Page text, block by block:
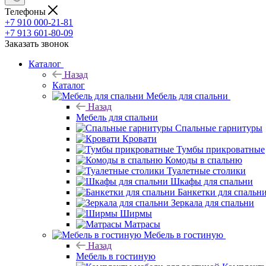
Телефоны
+7 910 000-21-81
+7 913 601-80-09
Заказать звонок
Каталог
Назад
Каталог
Мебель для спальни
Назад
Мебель для спальни
Спальные гарнитуры
Кровати
Тумбы прикроватные
Комоды в спальню
Туалетные столики
Шкафы для спальни
Банкетки для
Зеркала для спальни
Ширмы
Матрасы
Мебель в гостиную
Назад
Мебель в гостиную